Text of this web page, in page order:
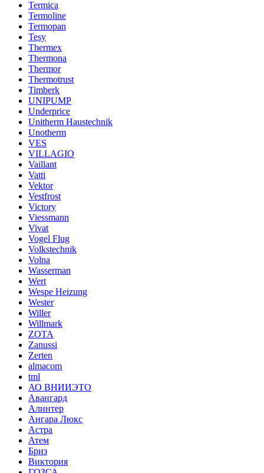
Termica
Termoline
Termopan
Tesy
Thermex
Thermona
Thermor
Thermotrust
Timberk
UNIPUMP
Underprice
Unitherm Haustechnik
Unotherm
VES
VILLAGIO
Vaillant
Vatti
Vektor
Vestfrost
Victory
Viessmann
Vivat
Vogel Flug
Volkstechnik
Volna
Wasserman
Wert
Wespe Heizung
Wester
Willer
Willmark
ZOTA
Zanussi
Zerten
almacom
tml
АО ВНИИЭТО
Авангард
Алинтер
Ангара Люкс
Астра
Атем
Бриз
Виктория